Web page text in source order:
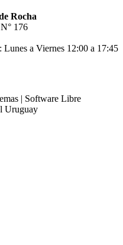
Rocha
176
a Viernes 12:00 a 17:45
| Software Libre
Uruguay